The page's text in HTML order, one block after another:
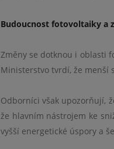
Budoucnost fotovoltaiky a
Změny se dotknou i oblasti
Ministerstvo tvrdí, že menší
Odborníci však upozorňují,
že hlavním nástrojem ke
vyšší energetické úspory a